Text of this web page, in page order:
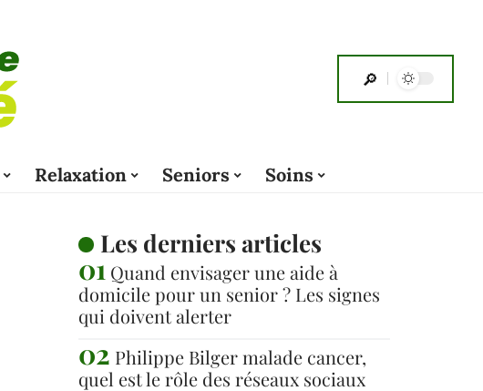
Relaxation Seniors Soins
Les derniers articles
Quand envisager une aide à
domicile pour un senior ? Les signes
qui doivent alerter
Philippe Bilger malade cancer,
quel est le rôle des réseaux sociaux